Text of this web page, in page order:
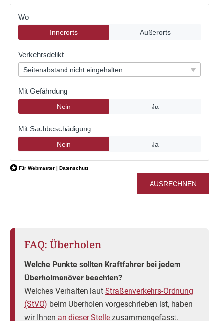
FAQ: Überholen
Welche Punkte sollten Kraftfahrer bei jedem
Überholmanöver beachten?
Welches Verhalten laut Straßenverkehrs-Ordnung
(StVO) beim Überholen vorgeschrieben ist, haben
wir Ihnen an dieser Stelle zusammengefasst.